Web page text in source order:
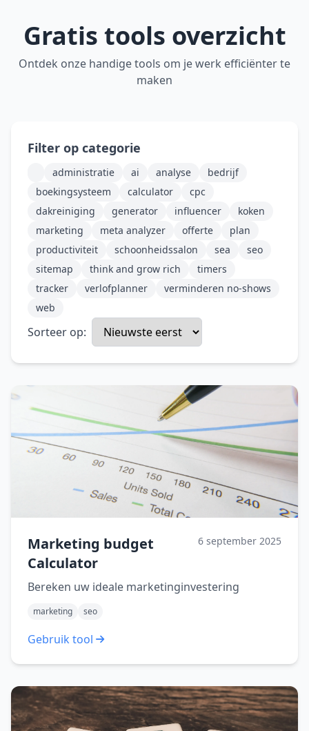
Gratis tools overzicht
Ontdek onze handige tools om je werk efficiënter te
maken
Filter op categorie
administratie ai analyse
bedrijf
boekingsysteem
calculator
cpc
dakreiniging
generator influencer
koken
marketing
meta analyzer offerte
plan
productiviteit
schoonheidssalon sea
seo
sitemap
think and grow rich
timers
tracker
verlofplanner
verminderen no-shows
web
Sorteer op:
Marketing budget
Calculator
6 september 2025
Bereken uw ideale marketinginvestering
marketing seo
Gebruik tool